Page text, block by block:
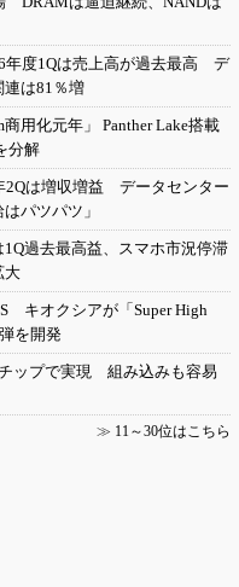
年度1Qは売上高が過去最高 デ
連は81％増
用化元年」 Panther Lake搭載
分解
2Qは増収増益 データセンター
パツパツ」
1Q過去最高益、スマホ市況停滞
大
キオクシアが「Super High
を開発
ップで実現 組み込みも容易
≫ 11～30位はこちら